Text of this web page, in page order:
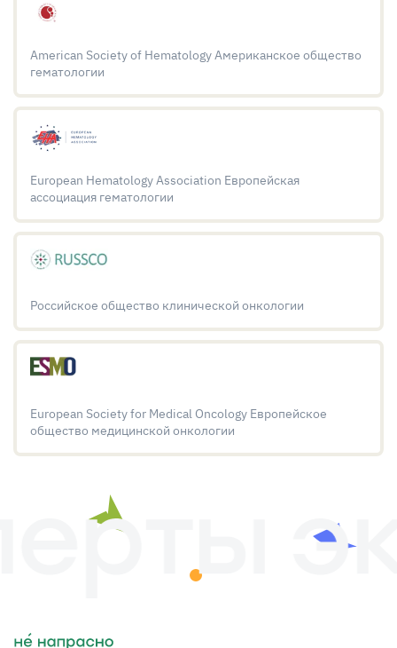
American Society of Hematology Американское общество
гематологии
European Hematology Association Европейская
ассоциация гематологии
Российское общество клинической онкологии
European Society for Medical Oncology Европейское
общество медицинской онкологии